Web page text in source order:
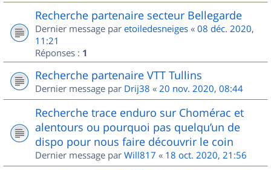
Recherche partenaire secteur Bellegarde
Dernier message par etoiledesneiges « 08 déc. 2020,
11:21
Réponses : 1
Recherche partenaire VTT Tullins
Dernier message par Drij38 « 20 nov. 2020, 08:44
Recherche trace enduro sur Chomérac et
alentours ou pourquoi pas quelqu’un de
dispo pour nous faire découvrir le coin
Dernier message par Will817 « 18 oct. 2020, 21:56